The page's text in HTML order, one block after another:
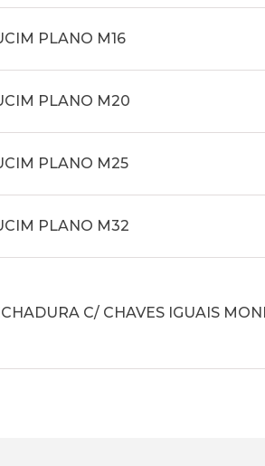
PLANO M16
PLANO M20
PLANO M25
PLANO M32
C/ CHAVES IGUAIS